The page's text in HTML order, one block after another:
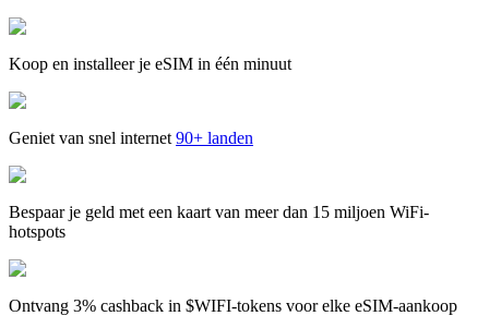
Koop en installeer je eSIM in één minuut
Geniet van snel internet 90+ landen
Bespaar je geld met een kaart van meer dan 15 miljoen WiFi-
hotspots
Ontvang 3% cashback in $WIFI-tokens voor elke eSIM-aankoop